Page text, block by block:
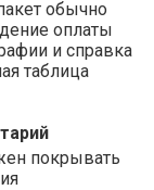
обычно
оплаты
и справка
таблица
покрывать